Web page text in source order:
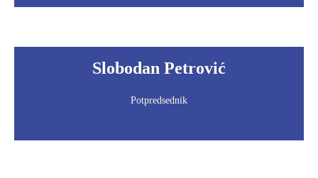
Slobodan Petrović
Potpredsednik